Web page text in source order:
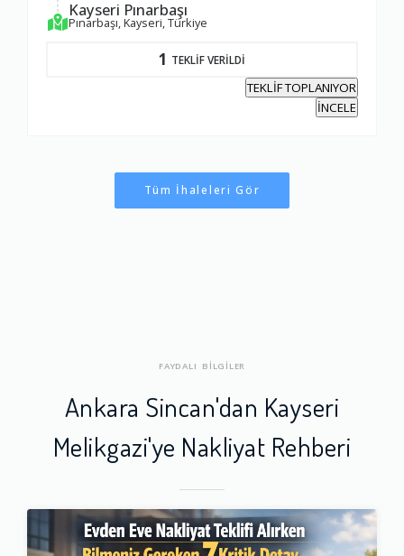
Kayseri Pınarbaşı
Pınarbaşı, Kayseri, Türkiye
1 TEKLİF VERİLDİ
TEKLİF TOPLANIYOR
İNCELE
Tüm İhaleleri Gör
FAYDALI BİLGİLER
Ankara Sincan'dan Kayseri
Melikgazi'ye Nakliyat Rehberi